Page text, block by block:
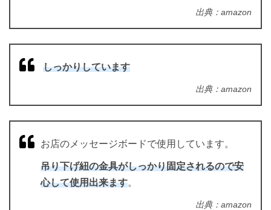
出典：amazon
しっかりしています
出典：amazon
お店のメッセージボードで使用しています。
吊り下げ紐の金具がしっかり固定されるので安
心して使用出来ます。
出典：amazon